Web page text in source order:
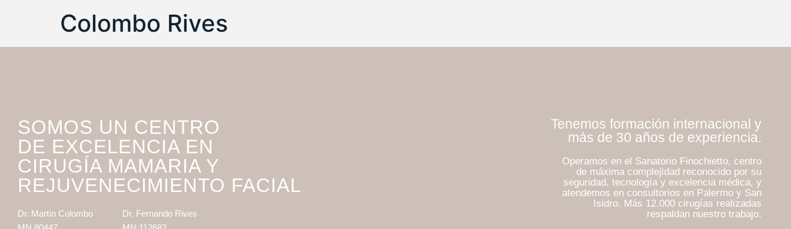
Colombo Rives
SOMOS UN CENTRO
DE EXCELENCIA EN
CIRUGÍA MAMARIA Y
REJUVENECIMIENTO FACIAL
Dr. Martín Colombo
Dr. Fernando Rives
Tenemos formación internacional y
más de 30 años de experiencia.
Operamos en el Sanatorio Finochietto, centro
de máxima complejidad reconocido por su
seguridad, tecnología y excelencia médica, y
atendemos en consultorios en Palermo y San
Isidro. Más 12.000 cirugías realizadas
respaldan nuestro trabajo.